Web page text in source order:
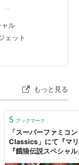
ロスペ
に野ざらしには
と室内探すも
いような？ と
探索のブツにな
…そう…
ル
ェット
もっと見る
5 ブックマーク
「スーパーファミコ
Classics」にて『マ
『餓狼伝説スペシャ